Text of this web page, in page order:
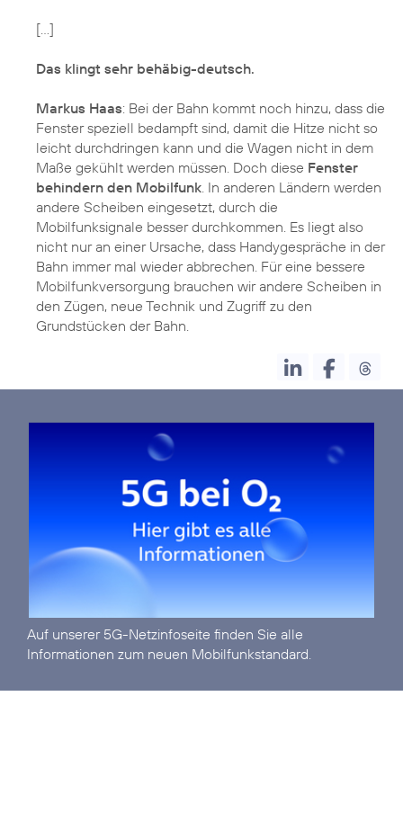
[...]
Das klingt sehr behäbig-deutsch.
Markus Haas: Bei der Bahn kommt noch hinzu, dass die
Fenster speziell bedampft sind, damit die Hitze nicht so
leicht durchdringen kann und die Wagen nicht in dem
Maße gekühlt werden müssen. Doch diese Fenster
behindern den Mobilfunk. In anderen Ländern werden
andere Scheiben eingesetzt, durch die
Mobilfunksignale besser durchkommen. Es liegt also
nicht nur an einer Ursache, dass Handygespräche in der
Bahn immer mal wieder abbrechen. Für eine bessere
Mobilfunkversorgung brauchen wir andere Scheiben in
den Zügen, neue Technik und Zugriff zu den
Auf unserer 5G-Netzinfoseite finden Sie alle
Informationen zum neuen Mobilfunkstandard.